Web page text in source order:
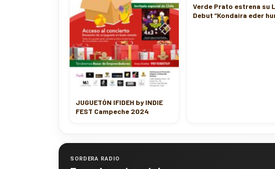
JUGUETÓN IFIDEH by INDIE
FEST Campeche 2024
Verde Prato estrena su
Debut “Kondaira eder
SORDERA RADIO